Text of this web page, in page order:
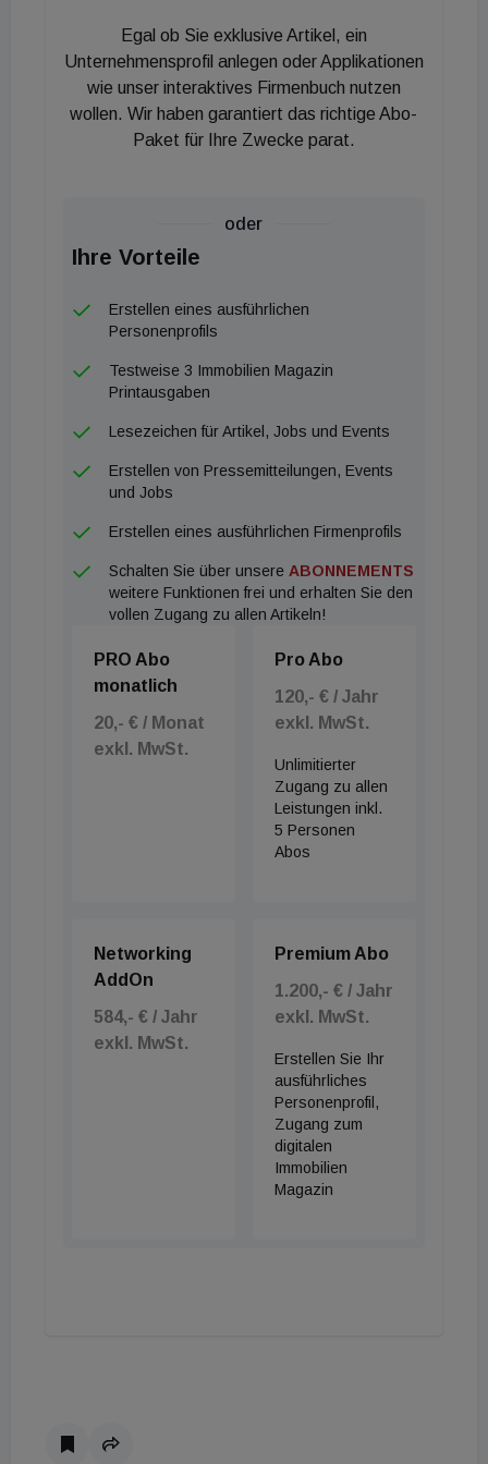
Finanziert wird das Gesamtvolumen des ersten
Bauabschnitts in Höhe von rund 49 Millionen Euro
über private Investoren mittels klassischer IFA-
Bauherrenmodelle. Aktuell läuft die Platzierung des
Tranchenmodells „Baumstadt 4“ in der
kalkuliert ist.
„Wohnen in Wien kennt viele Traditionen und
Facetten. Mit der „Baumstadt Floridsdorf“ findet
hier ein Projekt eine Heimat, das gut in unseren
Bezirk passt. Denn auch und gerade in einem so
verfügbar. Daher ist mit dieser Ressource planvoll
Bebauung mit dem Wertstoff Holz scheint mir ein
richtungsweisender Weg zur Bereicherung des
Wohnungsangebots in Floridsdorf zu sein“, ordnet
stadtentwicklungspolitische Bedeutung des
Projekts ein.
„Mit der `Baumstadt Floridsdorf´ zeigen wir, wie
hochwertiger, leistbarer und zeitgemäßer Wohnbau
funktioniert. Wir schaffen gemeinsam mit IFA-
Anleger:innen stark nachgefragte geförderte
Baustart die Dachgleiche feiern. Danke an alle
Partner für die gute Zusammenarbeit und
Gratulation allen Anleger:innen dieser Baumstadt-
Investments“, ergänzt Gunther Hingsammer,
Egal ob Sie exklusive Artikel, ein
Unternehmensprofil anlegen oder Applikationen
wie unser interaktives Firmenbuch nutzen
wollen. Wir haben garantiert das richtige Abo-
Paket für Ihre Zwecke parat.
oder
Ihre Vorteile
Erstellen eines ausführlichen
Personenprofils
Testweise 3 Immobilien Magazin
Printausgaben
Lesezeichen für Artikel, Jobs und Events
Erstellen von Pressemitteilungen, Events
und Jobs
Erstellen eines ausführlichen Firmenprofils
Schalten Sie über unsere ABONNEMENTS
weitere Funktionen frei und erhalten Sie den
vollen Zugang zu allen Artikeln!
PRO Abo
monatlich
20,- € / Monat
exkl. MwSt.
Pro Abo
120,- € / Jahr
exkl. MwSt.
Unlimitierter
Zugang zu allen
Leistungen inkl.
5 Personen
Abos
Networking
AddOn
584,- € / Jahr
exkl. MwSt.
Premium Abo
1.200,- € / Jahr
exkl. MwSt.
Erstellen Sie Ihr
ausführliches
Personenprofil,
Zugang zum
digitalen
Immobilien
Magazin